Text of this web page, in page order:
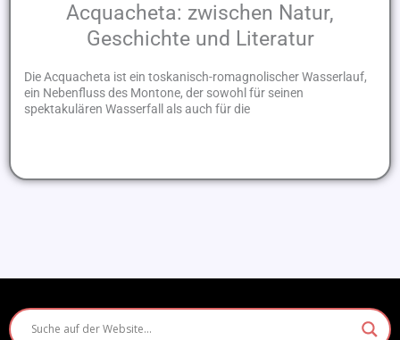
Acquacheta: zwischen Natur,
Geschichte und Literatur
Die Acquacheta ist ein toskanisch-romagnolischer Wasserlauf,
ein Nebenfluss des Montone, der sowohl für seinen
spektakulären Wasserfall als auch für die